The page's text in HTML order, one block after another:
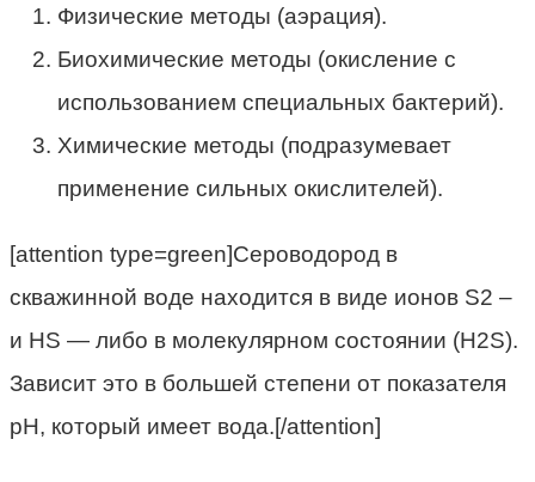
Физические методы (аэрация).
Биохимические методы (окисление с
использованием специальных бактерий).
Химические методы (подразумевает
применение сильных окислителей).
[attention type=green]Сероводород в
скважинной воде находится в виде ионов S2 –
и HS — либо в молекулярном состоянии (H2S).
Зависит это в большей степени от показателя
рН, который имеет вода.[/attention]